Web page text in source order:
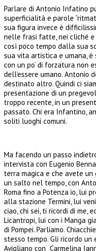
Parlare di Antonio Infatino
superficialità e parole
sua figura invece è
nelle frasi fatte, nei cliché e
così poco tempo dalla sua
sua vita artistica e umana,
con un po’ di forzatura non
dell’essere umano. Antonio
destinato altro. Quindi ci
presentazione di un
troppo recente, in un
passato. Chi era Infantino,
soliti luoghi comuni.
Ma facendo un passo
intervista con Eugenio
terra magica e che avete un
un salto nel tempo, con
Roma fino a Potenza io, lui
alla stazione Termini, lui
ciao, chi sei, ti ricordi di me,
Licantropi, lui con i Manga
di Pompei. Parliamo.
stesso tempo. Gli ricordo un
Avigliano con Carmelina